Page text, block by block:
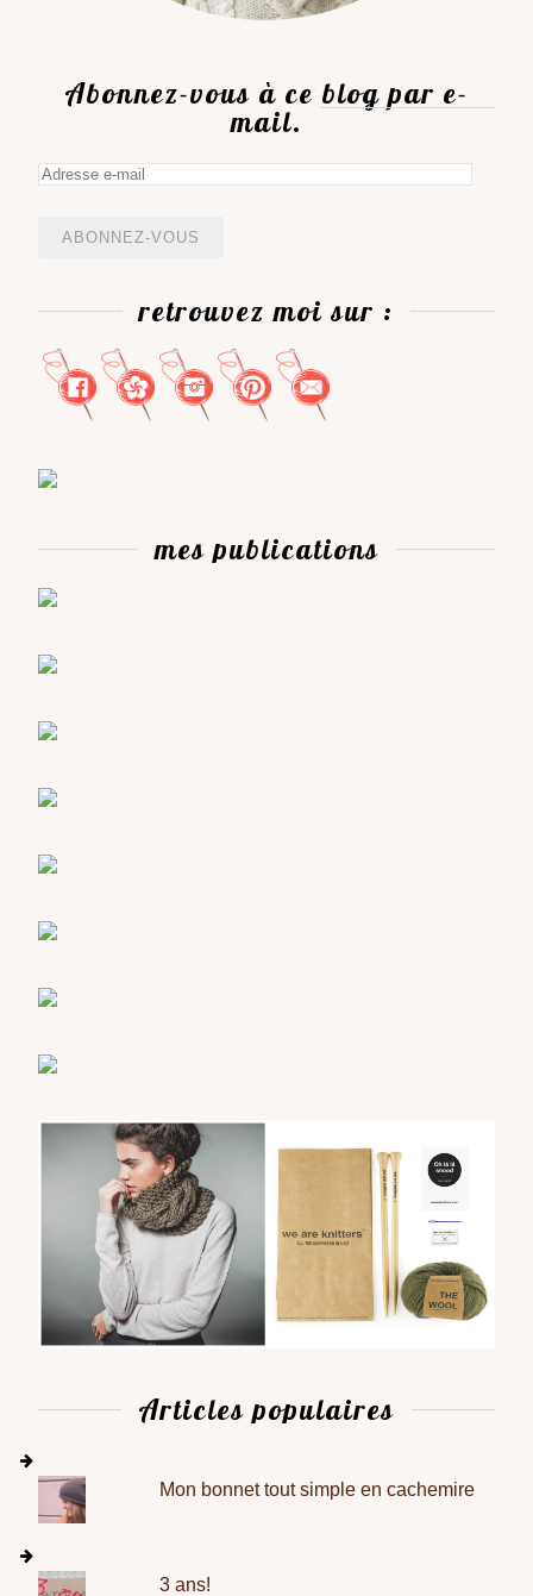
Abonnez-vous à ce blog par e-
mail.
Adresse
mail
retrouvez moi sur :
mes publications
Articles populaires
Mon bonnet tout simple en cachemire
3 ans!